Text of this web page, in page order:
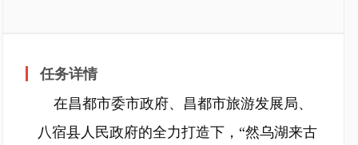
任务详情
在昌都市委市政府、昌都市旅游发展局、
八宿县人民政府的全力打造下，“然乌湖来古